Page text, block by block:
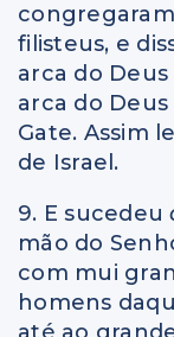
filisteus, e
arca do
arca do
Gate. Assim
de Israel.
9. E sucedeu
mão do
com mui
homens